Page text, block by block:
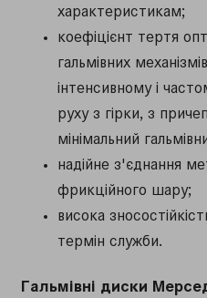
характеристикам;
коефіцієнт тертя
гальмівних
інтенсивному і
руху з гірки, з
мінімальний
надійне з'єднання
фрикційного шару;
висока
термін служби.
Гальмівні диски